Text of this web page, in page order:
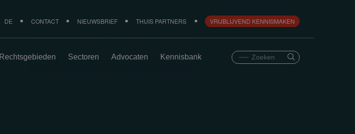
DE CONTACT NIEUWSBRIEF THUIS PARTNERS VRIJBLIJVEND KENNISMAKEN
Rechtsgebieden Sectoren Advocaten Kennisbank